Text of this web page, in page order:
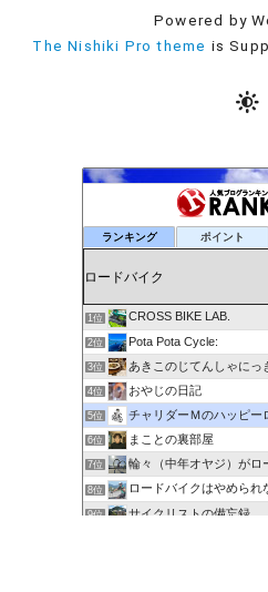
Powered by
The Nishiki Pro theme is
ランキング ポイント
1位 CROSS BIKE LAB.
2位 Pota Pota Cycle:
3位 あきこのじてんしゃにっ
4位 おやじの日記
5位 チャリダーＭのハッピー
6位 まことの裏部屋
7位 輪々（中年オヤジ）がロ
8位 ロードバイクはやめられ
9位 サイクリストの備忘録